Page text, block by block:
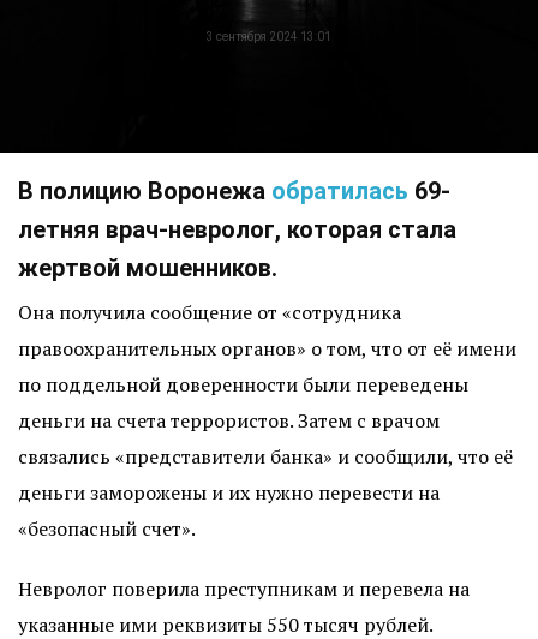
3 сентября 2024 13:01
В полицию Воронежа обратилась 69-
летняя врач-невролог, которая стала
жертвой мошенников.
Она получила сообщение от «сотрудника
правоохранительных органов» о том, что от её имени
по поддельной доверенности были переведены
деньги на счета террористов. Затем с врачом
связались «представители банка» и сообщили, что её
деньги заморожены и их нужно перевести на
«безопасный счет».
Невролог поверила преступникам и перевела на
указанные ими реквизиты 550 тысяч рублей.